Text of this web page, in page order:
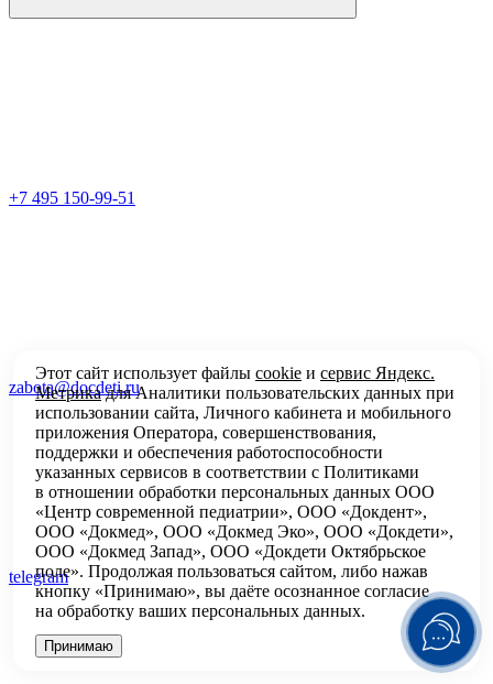
+7 495 150-99-51
zabota@docdeti.ru
telegram
Этот сайт использует файлы cookie и сервис Яндекс.
Метрикадля Аналитики пользовательских данных при
использовании сайта, Личного кабинета и мобильного
приложения Оператора, совершенствования,
поддержки и обеспечения работоспособности
указанных сервисов в соответствии с Политиками
в отношении обработки персональных данных ООО
«Центр современной педиатрии», ООО «Докдент»,
ООО «Докмед», ООО «Докмед Эко», ООО «Докдети»,
ООО «Докмед Запад», ООО «Докдети Октябрьское
поле». Продолжая пользоваться сайтом, либо нажав
кнопку «Принимаю», вы даёте осознанное согласие
на обработку ваших персональных данных.
Принимаю